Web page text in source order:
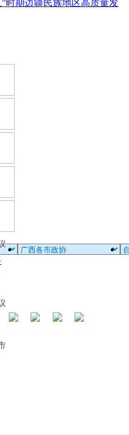
时期边疆民族地区高质量发